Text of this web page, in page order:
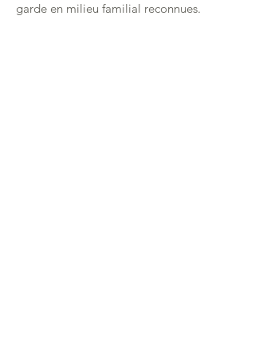
garde en milieu familial reconnues.